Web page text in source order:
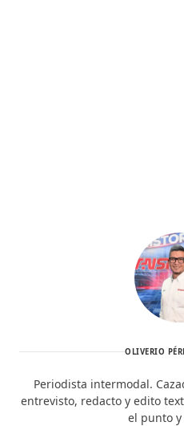
OLIVERIO
Periodista intermodal.
entrevisto, redacto y edito
el punto